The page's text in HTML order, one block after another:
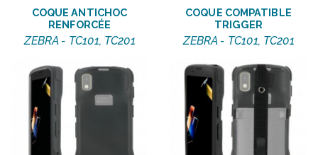
COQUE ANTICHOC
RENFORCÉE
ZEBRA - TC101, TC201
COQUE COMPATIBLE
TRIGGER
ZEBRA - TC101, TC201